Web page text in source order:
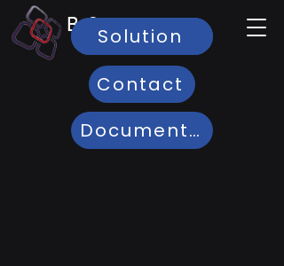
B-One
Par BMSI
Solution
Contact
Documentations